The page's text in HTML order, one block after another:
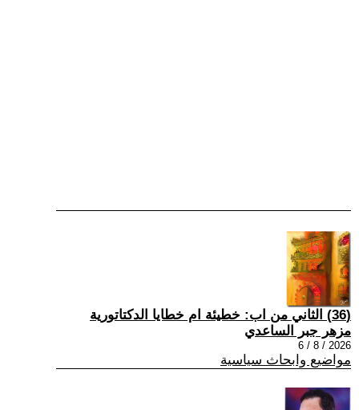
(36) الثاني من اب: خطيئة ام خطايا الدكتاتورية
مزهر جبر الساعدي
2026 / 8 / 6
مواضيع وابحاث سياسية